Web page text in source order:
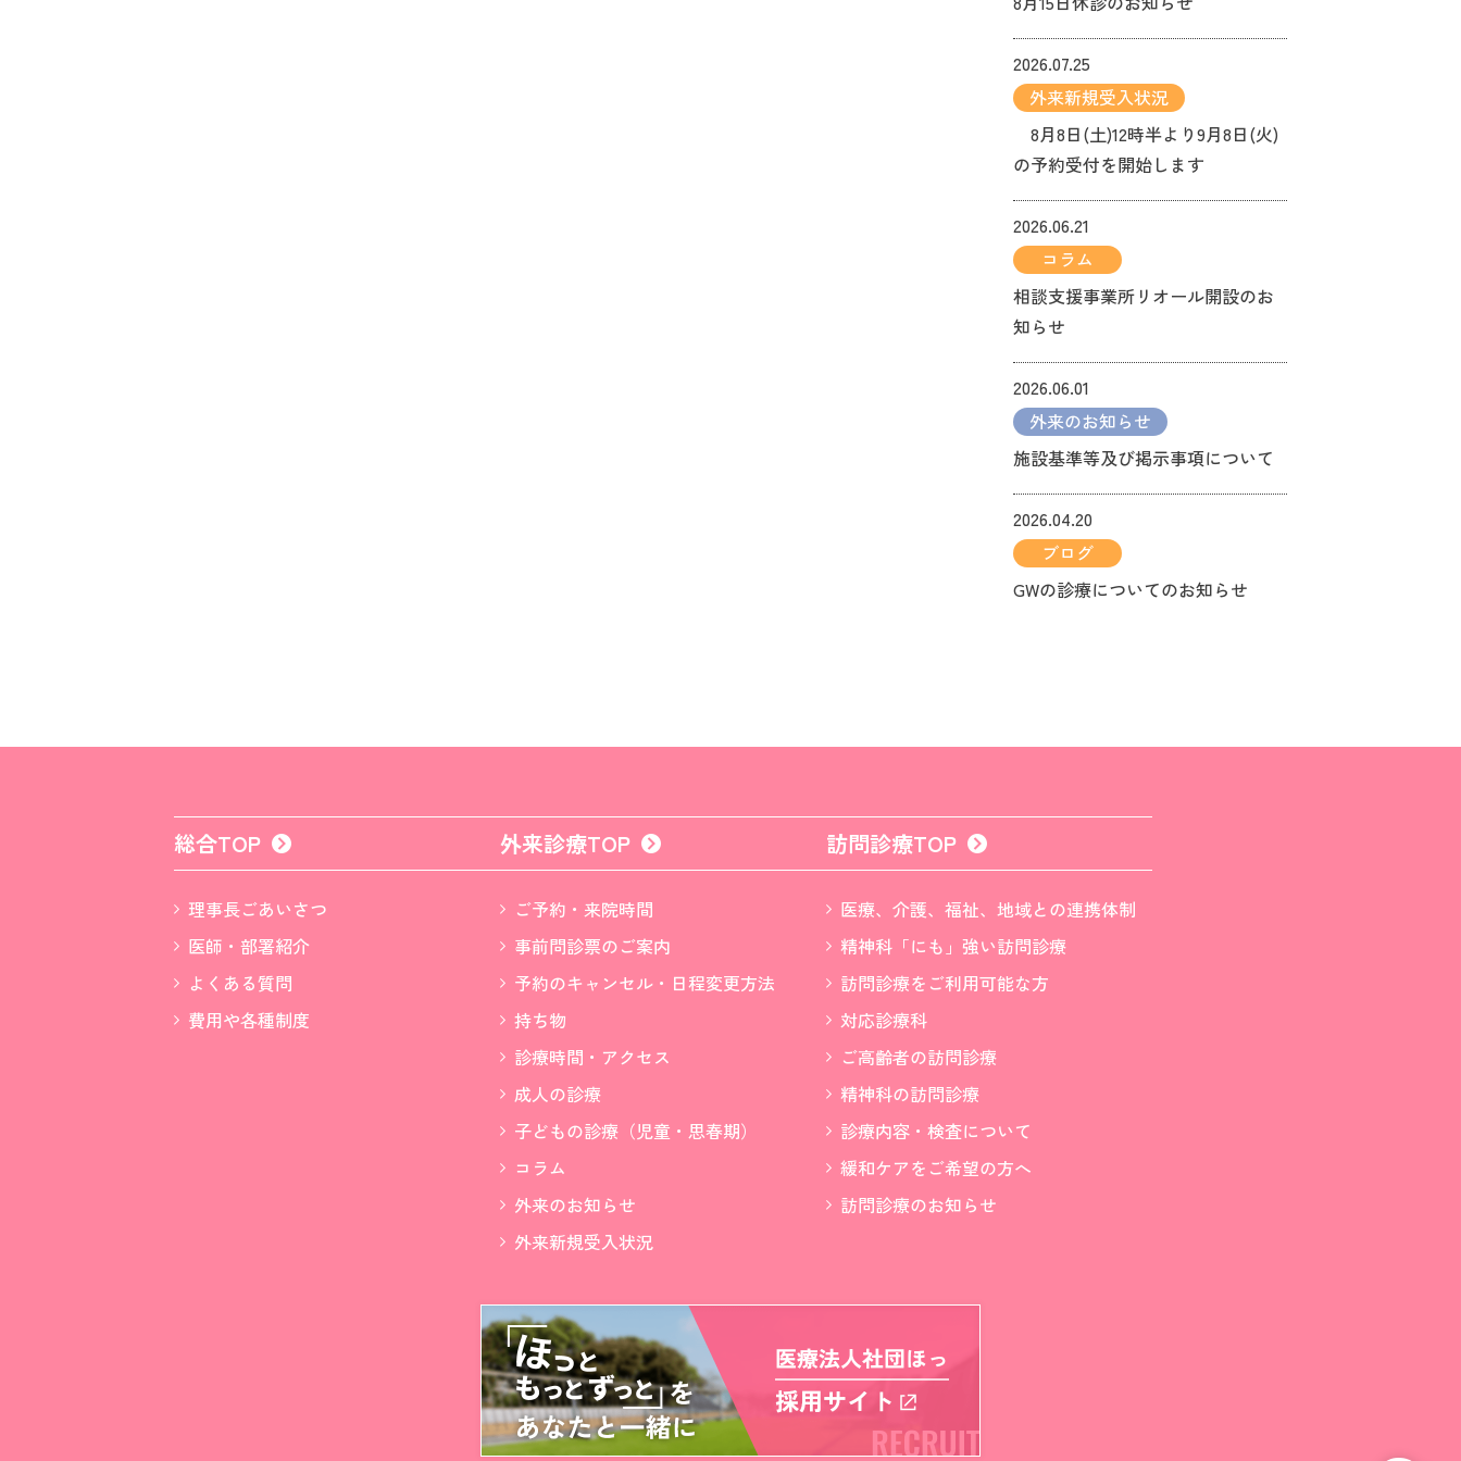
2026.07.25
外来新規受入状況
8月8日(土)12時半より9月8日(火)
の予約受付を開始します
2026.06.21
コラム
相談支援事業所リオール開設のお
知らせ
2026.06.01
外来のお知らせ
施設基準等及び掲示事項について
2026.04.20
ブログ
GWの診療についてのお知らせ
総合TOP
理事長ごあいさつ
医師・部署紹介
よくある質問
費用や各種制度
外来診療TOP
ご予約・来院時間
事前問診票のご案内
予約のキャンセル・日程変更方法
持ち物
診療時間・アクセス
成人の診療
子どもの診療（児童・思春期）
コラム
外来のお知らせ
外来新規受入状況
訪問診療TOP
医療、介護、福祉、地域との連携体制
精神科「にも」強い訪問診療
訪問診療をご利用可能な方
対応診療科
ご高齢者の訪問診療
精神科の訪問診療
診療内容・検査について
緩和ケアをご希望の方へ
訪問診療のお知らせ